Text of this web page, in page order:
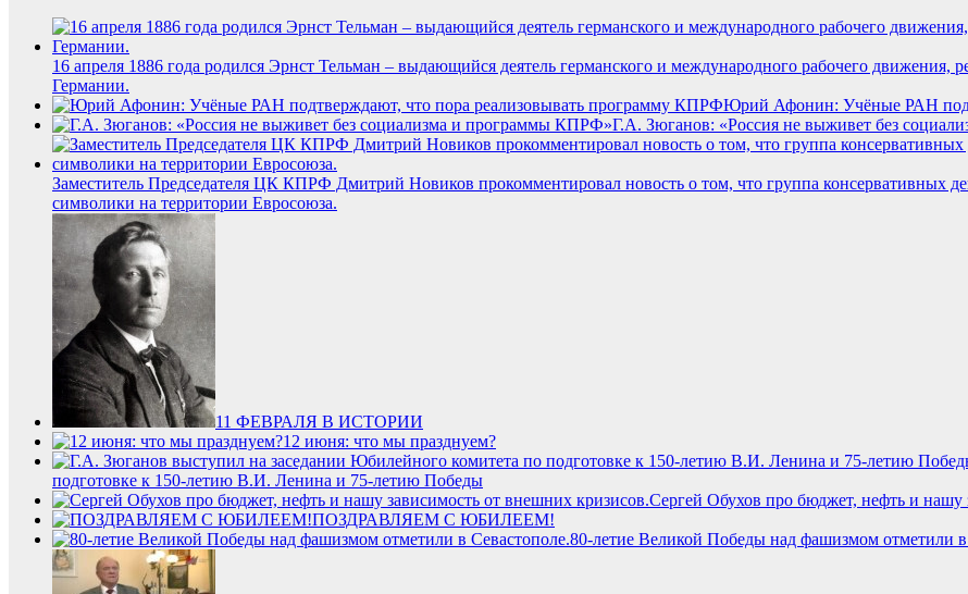
16 апреля 1886 года родился Эрнст Тельман – выдающийся деятель германского и международного рабочего
Германии.
Юрий Афонин: Учёные РАН
Г.А. Зюганов: «Россия не выживет без
Заместитель Председателя ЦК КПРФ Дмитрий Новиков прокомментировал новость о том, что группа консервативных
символики на территории Евросоюза.
11 ФЕВРАЛЯ В ИСТОРИИ
12 июня: что мы празднуем?
подготовке к 150-летию В.И. Ленина и 75-летию Победы
Сергей Обухов про бюджет, нефть и нашу
ПОЗДРАВЛЯЕМ С ЮБИЛЕЕМ!
80-летие Великой Победы над фашизмом отметили в